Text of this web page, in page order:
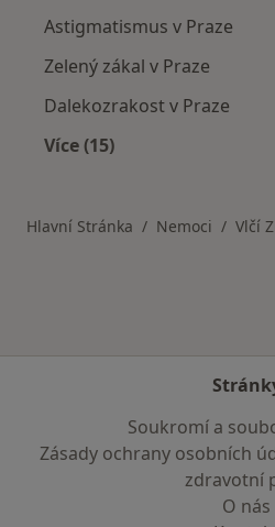
Astigmatismus v Praze
Zelený zákal v Praze
Dalekozrakost v Praze
Více (15)
Hlavní Stránka Nemoci Vlčí
Soukromí a
Zásady ochrany osobních
zdravotní
O nás